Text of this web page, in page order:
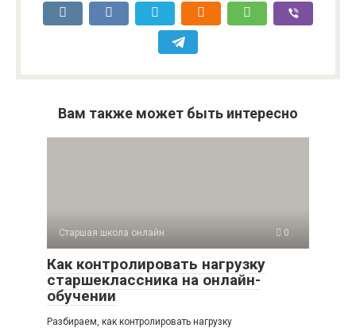
Вам также может быть интересно
Старшая школа онлайн 0
Как контролировать нагрузку
старшеклассника на онлайн-
обучении
Разбираем, как контролировать нагрузку